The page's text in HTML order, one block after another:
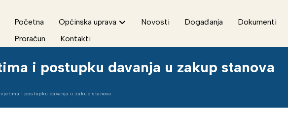
Početna Općinska uprava Novosti Događanja Dokumenti
Proračun
Kontakti
i postupku davanja u zakup stanova
i postupku davanja u zakup stanova